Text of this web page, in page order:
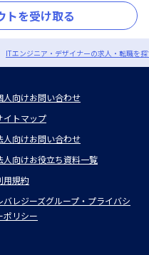
トを受け取る
ITエンジニア・デザイナーの求人・転職を
人向けお問い合わせ
イトマップ
人向けお問い合わせ
人向けお役立ち資料一覧
用規約
バレジーズグループ・プライバシ
ポリシー